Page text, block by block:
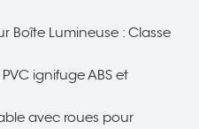
Boîte Lumineuse : Classe
ignifuge ABS et
avec roues pour